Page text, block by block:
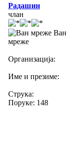
Радашин
члан
Ван
мреже
Организација:
Име и презиме:
Струка:
Поруке: 148